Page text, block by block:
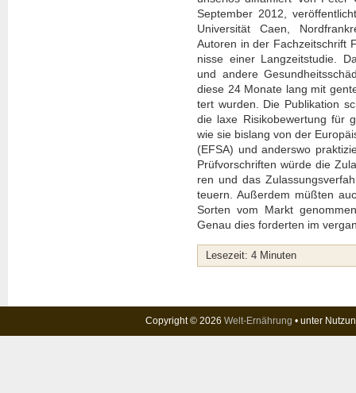
Sep­tem­ber 2012,
Uni­ver­si­tät Caen,
Autoren in der Fach­zeit­schrift
nis­se einer Lang­zeit­stu­die.
und ande­re
die­se 24 Mona­te lang mit
tert wur­den. Die Publi­ka­ti­on
die laxe Risi­ko­be­wer­tung für
wie sie bis­lang von der
(EFSA) und anders­wo
Prüf­vor­schrif­ten wür­de die
ren und das
teu­ern. Außer­dem müß­ten
Sor­ten vom Markt
Genau dies for­der­ten im
Lese­zeit: 4 Minu­ten
Copyright © 2026 Welt-Ernährung • unter